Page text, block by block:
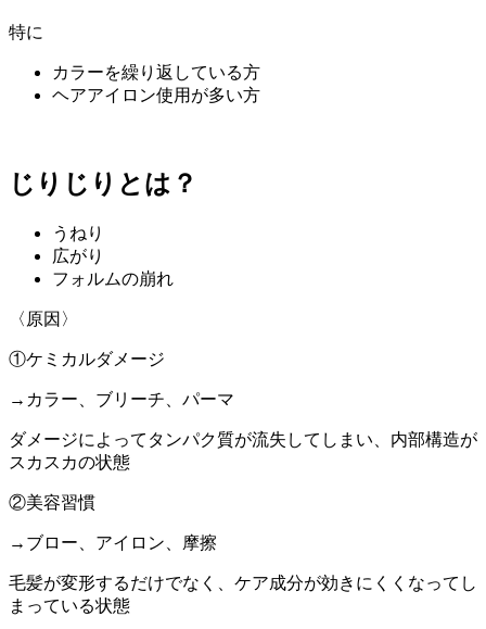
特に
カラーを繰り返している方
ヘアアイロン使用が多い方
じりじりとは？
うねり
広がり
フォルムの崩れ
〈原因〉
①ケミカルダメージ
→カラー、ブリーチ、パーマ
ダメージによってタンパク質が流失してしまい、内部構造が
スカスカの状態
②美容習慣
→ブロー、アイロン、摩擦
毛髪が変形するだけでなく、ケア成分が効きにくくなってし
まっている状態